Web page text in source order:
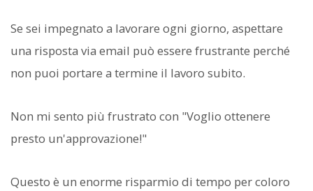
Se sei impegnato a lavorare ogni giorno, aspettare
una risposta via email può essere frustrante perché
non puoi portare a termine il lavoro subito.
Non mi sento più frustrato con "Voglio ottenere
presto un'approvazione!"
Questo è un enorme risparmio di tempo per coloro